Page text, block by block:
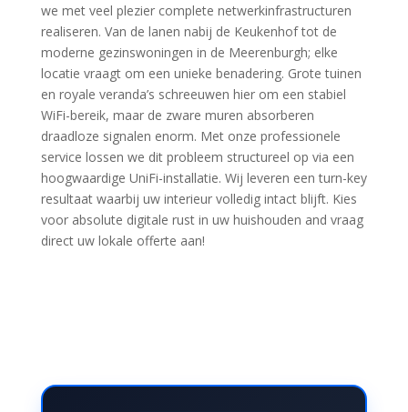
we met veel plezier complete netwerkinfrastructuren
realiseren. Van de lanen nabij de Keukenhof tot de
moderne gezinswoningen in de Meerenburgh; elke
locatie vraagt om een unieke benadering. Grote tuinen
en royale veranda’s schreeuwen hier om een stabiel
WiFi-bereik, maar de zware muren absorberen
draadloze signalen enorm. Met onze professionele
service lossen we dit probleem structureel op via een
hoogwaardige UniFi-installatie. Wij leveren een turn-key
resultaat waarbij uw interieur volledig intact blijft. Kies
voor absolute digitale rust in uw huishouden and vraag
direct uw lokale offerte aan!